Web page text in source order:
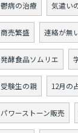
鬱病の治療 気遣い
商売繁盛 連絡が無
発酵食品ソムリエ
受験生の親 12月の
パワーストーン販売